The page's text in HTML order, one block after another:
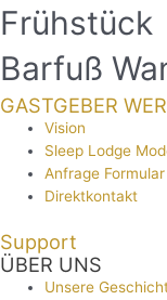
Frühstück
Barfuß
GASTGEBER
Vision
Sleep Lodge
Anfrage Formular
Direktkontakt
Support
ÜBER UNS
Unsere